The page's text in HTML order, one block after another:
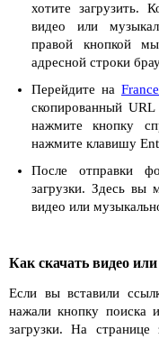
хотите загрузить.
видео или
правой кнопкой
адресной строки
Перейдите на
скопированный
нажмите кнопку
нажмите клавишу
После отправки
загрузки. Здесь вы
видео или
Как скачать видео
Если вы вставили
нажали кнопку поиска
загрузки. На